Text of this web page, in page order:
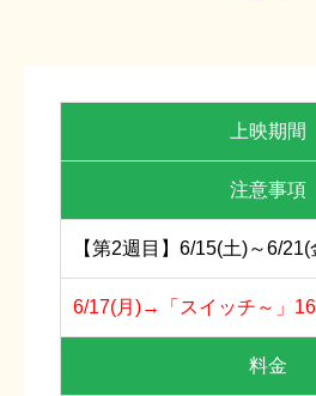
上映期間
注意事項
【第2週目】6/15(土)～6/21(
6/17(月)→「スイッチ～」
料金